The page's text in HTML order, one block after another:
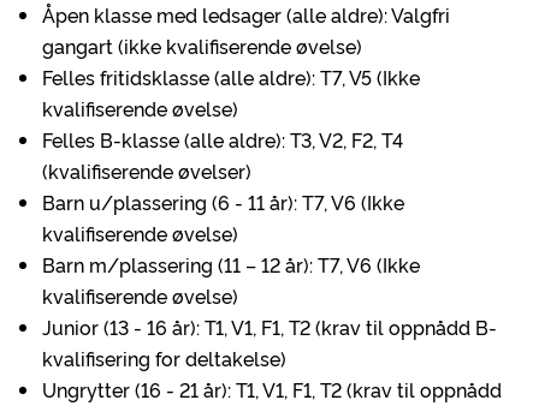
Åpen klasse med ledsager (alle aldre): Valgfri
gangart (ikke kvalifiserende øvelse)
Felles fritidsklasse (alle aldre): T7, V5 (Ikke
kvalifiserende øvelse)
Felles B-klasse (alle aldre): T3, V2, F2, T4
(kvalifiserende øvelser)
Barn u/plassering (6 - 11 år): T7, V6 (Ikke
kvalifiserende øvelse)
Barn m/plassering (11 – 12 år): T7, V6 (Ikke
kvalifiserende øvelse)
Junior (13 - 16 år): T1, V1, F1, T2 (krav til oppnådd B-
kvalifisering for deltakelse)
Ungrytter (16 - 21 år): T1, V1, F1, T2 (krav til oppnådd